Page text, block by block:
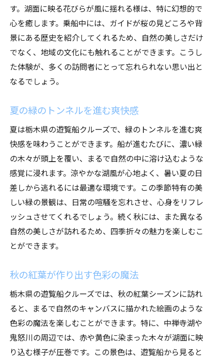
す。湖面に映る花びらが風に揺れる様は、特に幻想的で
心を癒します。乗船中には、ガイドが桜の見どころや背
景にある歴史を紹介してくれるため、自然の美しさだけ
でなく、地域の文化にも触れることができます。こうし
た体験が、多くの訪問者にとって忘れられない思い出と
なるでしょう。
夏の緑のトンネルを進む爽快感
夏は栃木県の遊覧船クルーズで、緑のトンネルを進む爽
快感を味わうことができます。船が進むたびに、濃い緑
の木々が頭上を覆い、まるで自然の中に溶け込むような
感覚に浸れます。涼やかな湖風が心地よく、暑い夏の日
差しから逃れるには最適な環境です。この季節特有の美
しい緑の景観は、日常の喧騒を忘れさせ、心身をリフレ
ッシュさせてくれるでしょう。続く秋には、また異なる
自然の美しさが訪れるため、四季折々の魅力を楽しむこ
とができます。
秋の紅葉が作り出す色彩の魔法
栃木県の遊覧船クルーズでは、秋の紅葉シーズンに訪れ
ると、まるで自然のキャンバスに描かれた絵画のような
色彩の魔法を楽しむことができます。特に、中禅寺湖や
鬼怒川の周辺では、赤や黄色に染まった木々が湖面に映
り込む様子が圧巻です。この景色は、遊覧船から見ると